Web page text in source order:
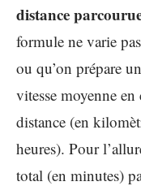
distance
formule ne varie
ou qu’on prépare
vitesse moyenne
distance (en
heures). Pour
total (en minutes)